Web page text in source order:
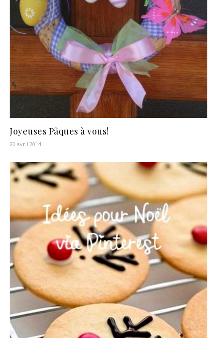
Joyeuses Pâques à vous!
20 avril 2014